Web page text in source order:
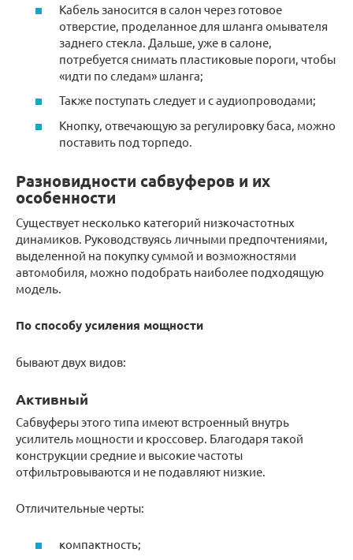
Кабель заносится в салон через готовое
отверстие, проделанное для шланга омывателя
заднего стекла. Дальше, уже в салоне,
потребуется снимать пластиковые пороги, чтобы
«идти по следам» шланга;
Также поступать следует и с аудиопроводами;
Кнопку, отвечающую за регулировку баса, можно
поставить под торпедо.
Разновидности сабвуферов и их
особенности
Существует несколько категорий низкочастотных
динамиков. Руководствуясь личными предпочтениями,
выделенной на покупку суммой и возможностями
автомобиля, можно подобрать наиболее подходящую
модель.
По способу усиления мощности
бывают двух видов:
Активный
Сабвуферы этого типа имеют встроенный внутрь
усилитель мощности и кроссовер. Благодаря такой
конструкции средние и высокие частоты
отфильтровываются и не подавляют низкие.
Отличительные черты:
компактность;